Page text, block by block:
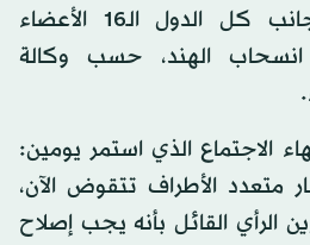
يجب اختتامها من جانب كل الدول الـ16 الأعضاء
انسحاب الهند، حسب وكالة
الاجتماع الذي استمر يومين:
متعدد الأطراف تتقوض الآن،
الرأي القائل بأنه يجب إصلاح